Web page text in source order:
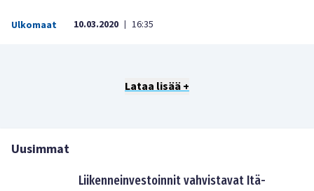
Ulkomaat 10.03.2020 | 16:35
Lataa lisää +
Uusimmat
Liikenneinvestoinnit vahvistavat Itä-